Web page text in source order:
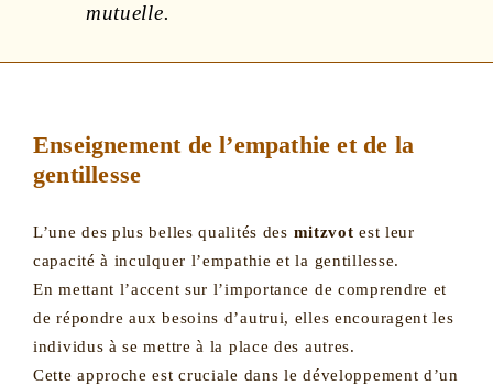
mutuelle.
Enseignement de l’empathie et de la
gentillesse
L’une des plus belles qualités des mitzvot est leur
capacité à inculquer l’empathie et la gentillesse.
En mettant l’accent sur l’importance de comprendre et
de répondre aux besoins d’autrui, elles encouragent les
individus à se mettre à la place des autres.
Cette approche est cruciale dans le développement d’un